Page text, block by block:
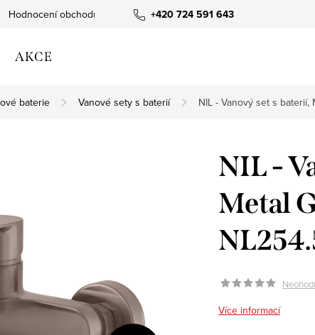
+420 724 591 643
Hodnocení obchodu
AKCE
baterie Vanové sety s baterií NIL - Vanový set s baterií,
NIL -
Metal
Více informací